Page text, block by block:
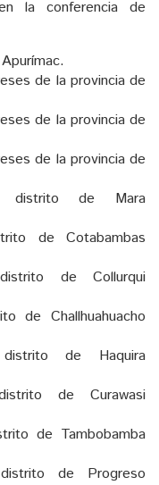
la conferencia de
de la provincia de
de la provincia de
de la provincia de
distrito de Mara
de Cotabambas
de Collurqui
de Challhuahuacho
de Haquira
de Curawasi
de Tambobamba
de Progreso